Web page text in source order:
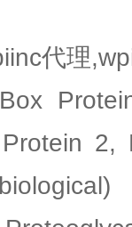
代理